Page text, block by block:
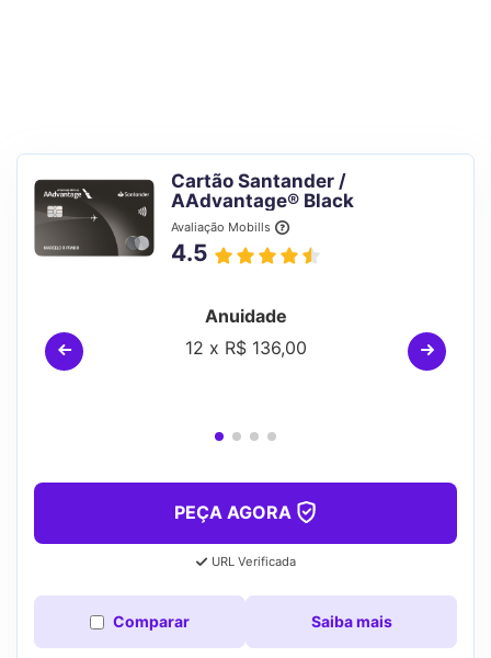
Cartão Santander /
AAdvantage® Black
Avaliação Mobills
4.5
Anuidade
12 x R$ 136,00
PEÇA AGORA
URL Verificada
Comparar Saiba mais